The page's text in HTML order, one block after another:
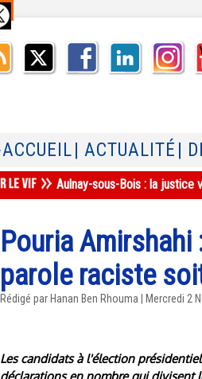
ACCUEIL | ACTUALITÉ |
Aulnay-sous-Bois : la justice
Pouria
parole raciste
Rédigé par Hanan Ben Rhouma | Mercredi 2
Les candidats à l'élection